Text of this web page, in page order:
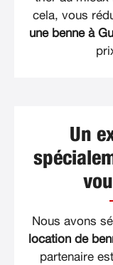
cela, vous
une benne à
Un
Nous avons
location de
partenaire